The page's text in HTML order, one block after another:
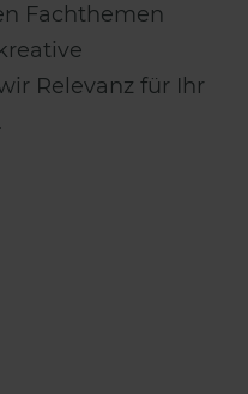
Fachthemen
Relevanz für Ihr
.